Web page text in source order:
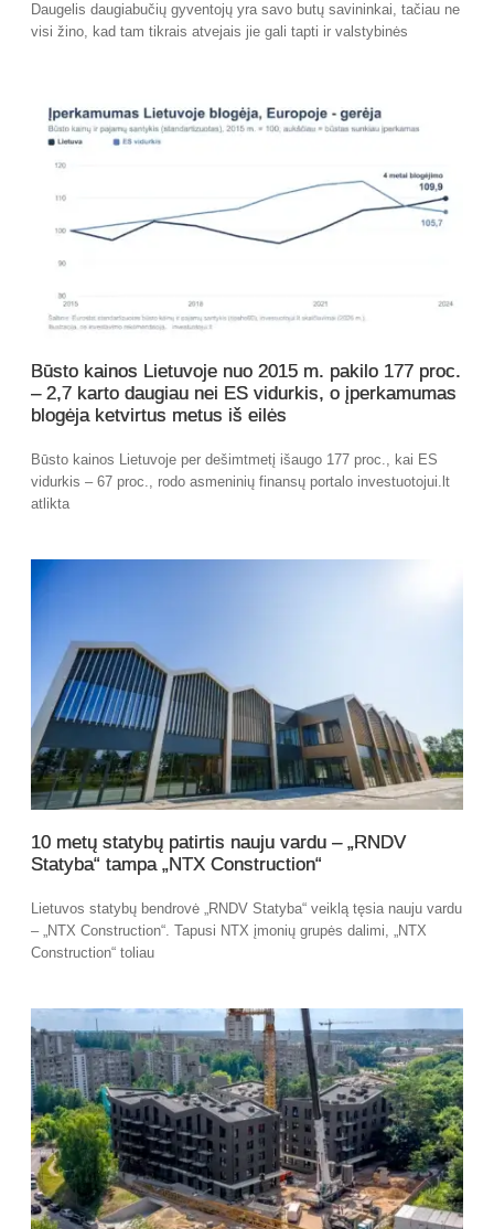
Daugelis daugiabučių gyventojų yra savo butų savininkai, tačiau ne
visi žino, kad tam tikrais atvejais jie gali tapti ir valstybinės
Būsto kainos Lietuvoje nuo 2015 m. pakilo 177 proc.
– 2,7 karto daugiau nei ES vidurkis, o įperkamumas
blogėja ketvirtus metus iš eilės
Būsto kainos Lietuvoje per dešimtmetį išaugo 177 proc., kai ES
vidurkis – 67 proc., rodo asmeninių finansų portalo investuotojui.lt
atlikta
10 metų statybų patirtis nauju vardu – „RNDV
Statyba“ tampa „NTX Construction“
Lietuvos statybų bendrovė „RNDV Statyba“ veiklą tęsia nauju vardu
– „NTX Construction“. Tapusi NTX įmonių grupės dalimi, „NTX
Construction“ toliau